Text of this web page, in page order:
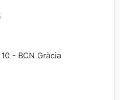
- BCN Gràcia